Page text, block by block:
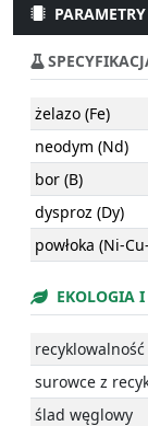
żelazo (Fe)
neodym (Nd)
bor (B)
dysproz (Dy)
powłoka (Ni-
EKOLOGIA I
recyklowalność
surowce z
ślad węglowy